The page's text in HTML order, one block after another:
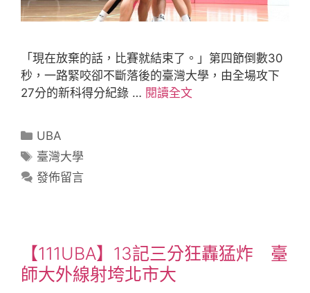
「現在放棄的話，比賽就結束了。」第四節倒數30
秒，一路緊咬卻不斷落後的臺灣大學，由全場攻下
27分的新科得分紀錄 … 閱讀全文
UBA
臺灣大學
發佈留言
【111UBA】13記三分狂轟猛炸 臺
師大外線射垮北市大